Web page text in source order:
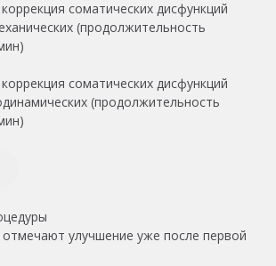
соматических дисфункций
(продолжительность
соматических дисфункций
(продолжительность
улучшение уже после первой